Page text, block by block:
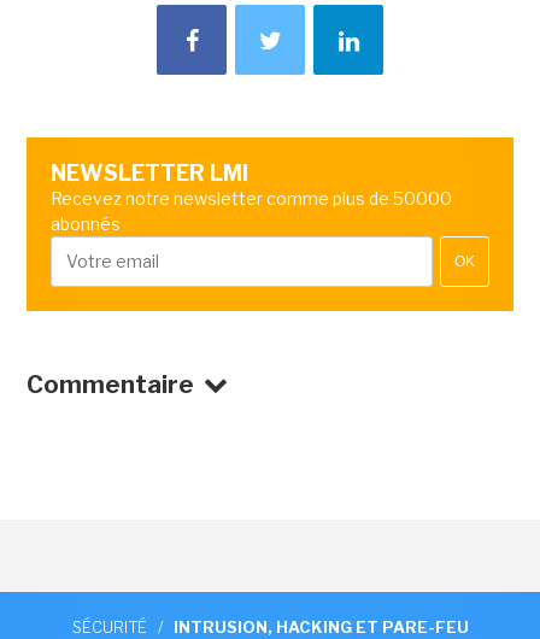
NEWSLETTER LMI
Recevez notre newsletter comme plus de 50000
abonnés
OK
Commentaire
SÉCURITÉ / INTRUSION, HACKING ET PARE-FEU